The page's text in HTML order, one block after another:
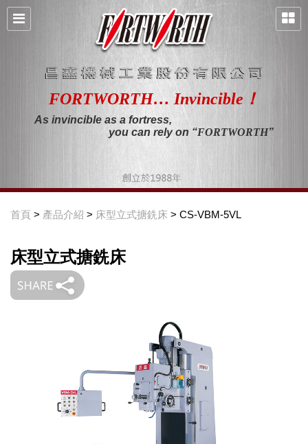
FORTWORTH… Invincible！
As invincible as a fortress,
you can rely on “FORTWORTH”
首頁 > 產品介紹 > 床型立式搪銑床 > CS-VBM-5VL
床型立式搪銑床